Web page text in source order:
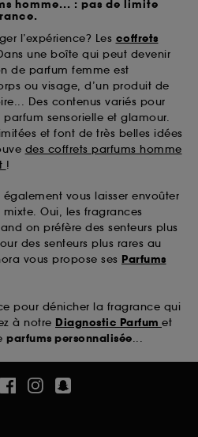
homme... : pas de limite
l’expérience? Les coffrets
une boîte qui peut devenir
de parfum femme est
ou visage, d’un produit de
Des contenus variés pour
sensorielle et glamour.
et font de très belles idées
des coffrets parfums homme
!
vous laisser envoûter
mixte. Oui, les fragrances
on préfère des senteurs plus
des senteurs plus rares au
vous propose ses Parfums
pour dénicher la fragrance qui
à notre Diagnostic Parfum et
parfums personnalisée...